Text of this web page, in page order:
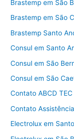
Brastemp em São
Brastemp em São
Brastemp Santo
Consul em Santo
Consul em São
Consul em São
Contato ABCD TEC
Contato
Electrolux em